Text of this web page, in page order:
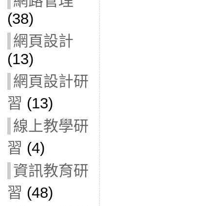
(38)
網頁設計
(13)
網頁設計研
習 (13)
線上教學研
習 (4)
資訊教育研
習 (48)